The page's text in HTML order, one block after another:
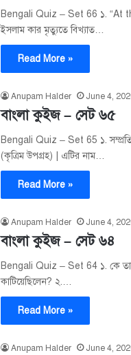
Bengali Quiz – Set 66 ১. “At
ইসলাম কার মৃত্যুতে বিখ্যাত…
Read More »
Anupam Halder June 4,
বাংলা কুইজ – সেট ৬৫
Bengali Quiz – Set 65 ১. সম্প্রতি
(কৃত্রিম উপগ্রহ) | এটির নাম…
Read More »
Anupam Halder June 4,
বাংলা কুইজ – সেট ৬৪
Bengali Quiz – Set 64 ১. কে তার
কাটিয়েছিলেন? ২.…
Read More »
Anupam Halder June 4,